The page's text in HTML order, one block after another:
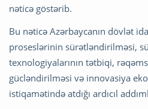
nəticə göstərib.
Bu nəticə Azərbaycanın dövlət
proseslərinin sürətləndirilməsi,
texnologiyalarının tətbiqi,
gücləndirilməsi və innovasiya
istiqamətində atdığı ardıcıl